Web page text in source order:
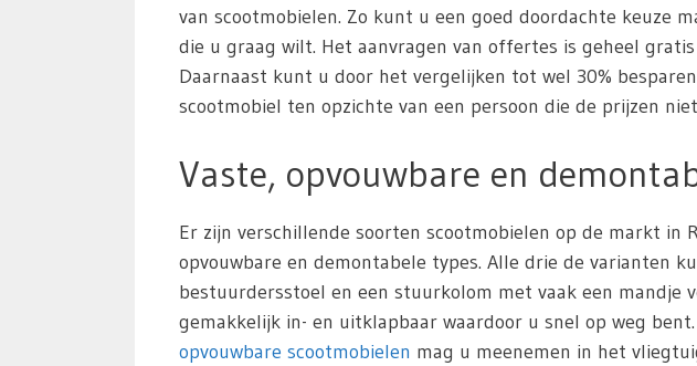
van scootmobielen. Zo kunt u een goed doordachte keuze
die u graag wilt. Het aanvragen van offertes is geheel
Daarnaast kunt u door het vergelijken tot wel 30%
scootmobiel ten opzichte van een persoon die de prijzen
Vaste, opvouwbare en
Er zijn verschillende soorten scootmobielen op de markt
opvouwbare en demontabele types. Alle drie de varianten
bestuurdersstoel en een stuurkolom met vaak een mandje
gemakkelijk in- en uitklapbaar waardoor u snel op weg
opvouwbare scootmobielen mag u meenemen in het